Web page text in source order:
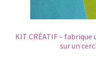
KIT CRÉATIF – fabrique
sur un